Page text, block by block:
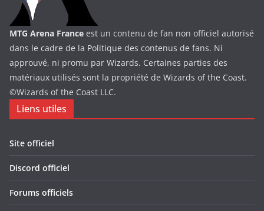
MTG Arena France est un contenu de fan non officiel autorisé
dans le cadre de la Politique des contenus de fans. Ni
approuvé, ni promu par Wizards. Certaines parties des
matériaux utilisés sont la propriété de Wizards of the Coast.
©Wizards of the Coast LLC.
Liens utiles
Site officiel
Discord officiel
Forums officiels